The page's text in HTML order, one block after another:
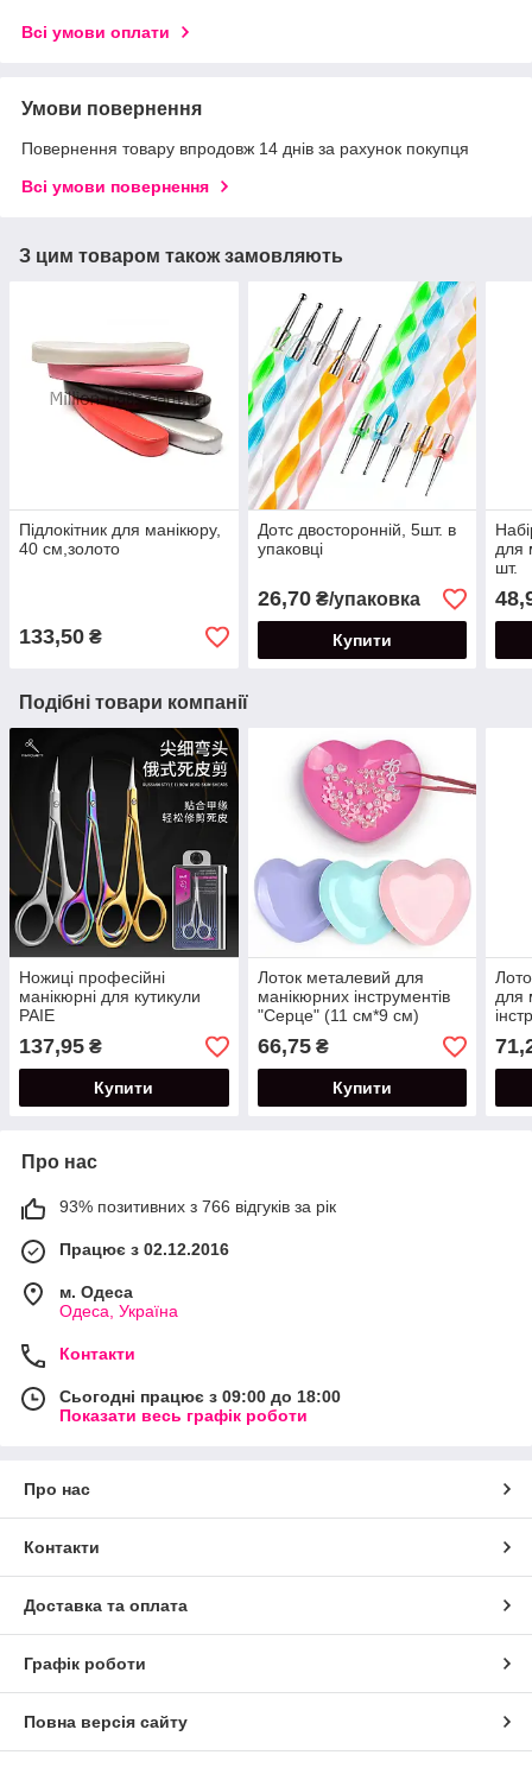
Всі умови оплати
Умови повернення
Повернення товару впродовж 14 днів за рахунок покупця
Всі умови повернення
З цим товаром також замовляють
Підлокітник для манікюру,
40 см,золото
133,50 ₴
Дотс двосторонній, 5шт. в
упаковці
26,70₴/упаковка
Купити
для
шт.
Подібні товари компанії
Ножиці професійні
манікюрні для кутикули
PAIE
137,95 ₴
Купити
Лоток металевий для
манікюрних інструментів
"Серце" (11 см*9 см)
66,75₴
Купити
для
Про нас
93% позитивних з 766 відгуків за рік
Працює з 02.12.2016
м. Одеса
Одеса, Україна
Контакти
Сьогодні працює з 09:00 до 18:00
Показати весь графік роботи
Про нас
Контакти
Доставка та оплата
Графік роботи
Повна версія сайту